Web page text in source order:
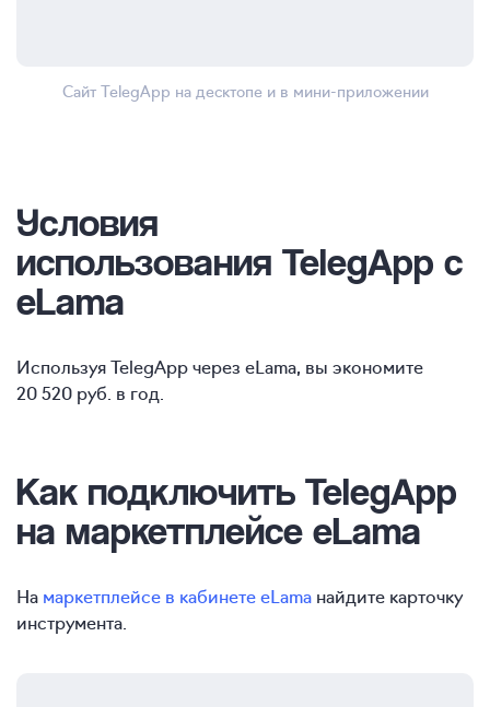
Сайт TelegApp на десктопе и в мини-приложении
Условия
использования TelegApp с
eLama
Используя TelegApp через eLama, вы экономите
20 520 руб. в год.
Как подключить TelegApp
на маркетплейсе eLama
На маркетплейсе в кабинете eLama найдите карточку
инструмента.